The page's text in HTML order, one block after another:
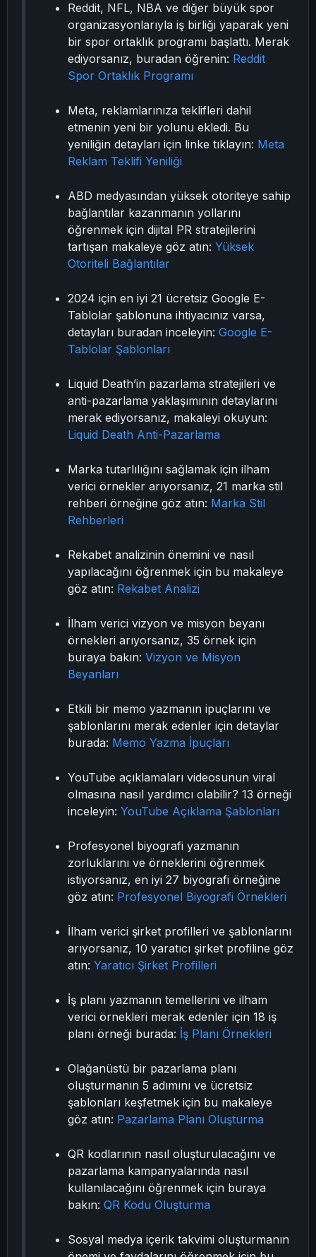
Reddit, NFL, NBA ve diğer büyük spor
organizasyonlarıyla iş birliği yaparak yeni
bir spor ortaklık programı başlattı. Merak
ediyorsanız, buradan öğrenin: Reddit
Spor Ortaklık Programı
Meta, reklamlarınıza teklifleri dahil
etmenin yeni bir yolunu ekledi. Bu
yeniliğin detayları için linke tıklayın: Meta
Reklam Teklifi Yeniliği
ABD medyasından yüksek otoriteye sahip
bağlantılar kazanmanın yollarını
öğrenmek için dijital PR stratejilerini
tartışan makaleye göz atın: Yüksek
Otoriteli Bağlantılar
2024 için en iyi 21 ücretsiz Google E-
Tablolar şablonuna ihtiyacınız varsa,
detayları buradan inceleyin: Google E-
Tablolar Şablonları
Liquid Death’in pazarlama stratejileri ve
anti-pazarlama yaklaşımının detaylarını
merak ediyorsanız, makaleyi okuyun:
Liquid Death Anti-Pazarlama
Marka tutarlılığını sağlamak için ilham
verici örnekler arıyorsanız, 21 marka stil
rehberi örneğine göz atın: Marka Stil
Rehberleri
Rekabet analizinin önemini ve nasıl
yapılacağını öğrenmek için bu makaleye
göz atın: Rekabet Analizi
İlham verici vizyon ve misyon beyanı
örnekleri arıyorsanız, 35 örnek için
buraya bakın: Vizyon ve Misyon
Beyanları
Etkili bir memo yazmanın ipuçlarını ve
şablonlarını merak edenler için detaylar
burada: Memo Yazma İpuçları
YouTube açıklamaları videosunun viral
olmasına nasıl yardımcı olabilir? 13 örneği
inceleyin: YouTube Açıklama Şablonları
Profesyonel biyografi yazmanın
zorluklarını ve örneklerini öğrenmek
istiyorsanız, en iyi 27 biyografi örneğine
göz atın: Profesyonel Biyografi Örnekleri
İlham verici şirket profilleri ve şablonlarını
arıyorsanız, 10 yaratıcı şirket profiline göz
atın: Yaratıcı Şirket Profilleri
İş planı yazmanın temellerini ve ilham
verici örnekleri merak edenler için 18 iş
planı örneği burada: İş Planı Örnekleri
Olağanüstü bir pazarlama planı
oluşturmanın 5 adımını ve ücretsiz
şablonları keşfetmek için bu makaleye
göz atın: Pazarlama Planı Oluşturma
QR kodlarının nasıl oluşturulacağını ve
pazarlama kampanyalarında nasıl
kullanılacağını öğrenmek için buraya
bakın: QR Kodu Oluşturma
Sosyal medya içerik takvimi oluşturmanın